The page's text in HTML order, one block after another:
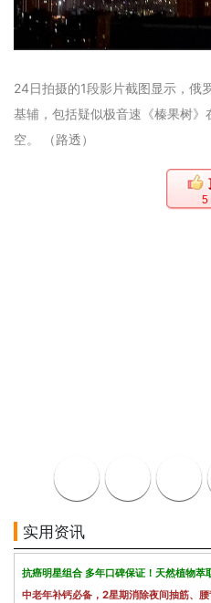
24日拍摄的1段影片截图显示，俄
基辅，包括疑似极音速《榛果树
空。 （路透）
5
实用资讯
抗癌明星组合 多年口碑保证！天然植物萃
中老年补钙必备，2星期消除夜间抽筋、